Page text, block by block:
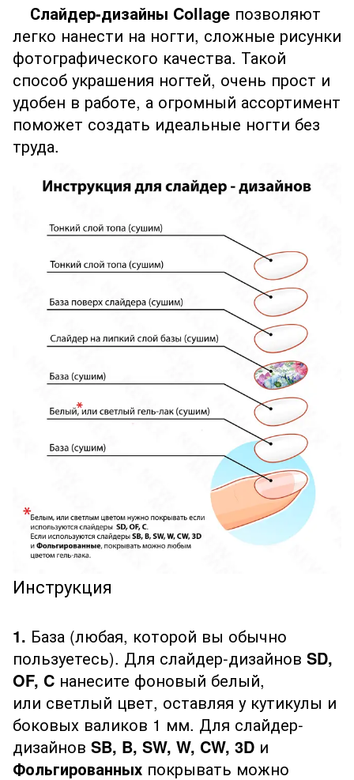
Слайдер-дизайны Collage позволяют
легко нанести на ногти, сложные рисунки
фотографического качества. Такой
способ украшения ногтей, очень прост и
удобен в работе, а огромный ассортимент
поможет создать идеальные ногти без
труда.
Инструкция
1. База (любая, которой вы обычно
пользуетесь). Для слайдер-дизайнов SD,
OF, C нанесите фоновый белый,
или светлый цвет, оставляя у кутикулы и
боковых валиков 1 мм. Для слайдер-
дизайнов SB, B, SW, W, CW, 3D и
Фольгированных покрывать можно